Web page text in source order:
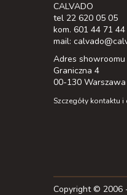
CALVADO
tel 22 620 05 05
kom. 601 44 71 44
mail:
Adres showroomu
Graniczna 4
00-130 Warszawa
Szczegóły kontaktu
Copyright © 2006